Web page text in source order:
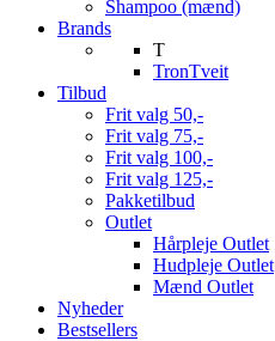
Shampoo (mænd)
Brands
T
TronTveit
Tilbud
Frit valg 50,-
Frit valg 75,-
Frit valg 100,-
Frit valg 125,-
Pakketilbud
Outlet
Hårpleje Outlet
Hudpleje Outlet
Mænd Outlet
Nyheder
Bestsellers